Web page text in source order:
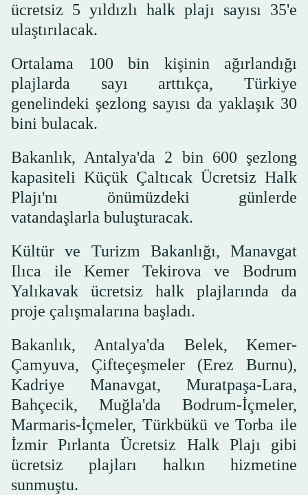
ücretsiz 5 yıldızlı halk plajı sayısı 35'e
ulaştırılacak.
Ortalama 100 bin kişinin ağırlandığı
plajlarda sayı arttıkça, Türkiye
genelindeki şezlong sayısı da yaklaşık 30
bini bulacak.
Bakanlık, Antalya'da 2 bin 600 şezlong
kapasiteli Küçük Çaltıcak Ücretsiz Halk
Plajı'nı önümüzdeki günlerde
vatandaşlarla buluşturacak.
Kültür ve Turizm Bakanlığı, Manavgat
Ilıca ile Kemer Tekirova ve Bodrum
Yalıkavak ücretsiz halk plajlarında da
proje çalışmalarına başladı.
Bakanlık, Antalya'da Belek, Kemer-
Çamyuva, Çifteçeşmeler (Erez Burnu),
Kadriye Manavgat, Muratpaşa-Lara,
Bahçecik, Muğla'da Bodrum-İçmeler,
Marmaris-İçmeler, Türkbükü ve Torba ile
İzmir Pırlanta Ücretsiz Halk Plajı gibi
ücretsiz plajları halkın hizmetine
sunmuştu.